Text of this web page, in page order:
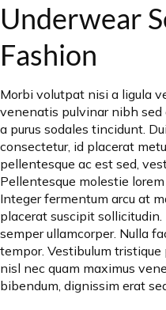
Underwear
Fashion
Morbi volutpat nisi a ligula
venenatis pulvinar nibh sed
a purus sodales tincidunt.
consectetur, id placerat
pellentesque ac est sed,
Pellentesque molestie
Integer fermentum arcu at
placerat suscipit
semper ullamcorper. Nulla
tempor. Vestibulum
nisl nec quam maximus
bibendum, dignissim erat